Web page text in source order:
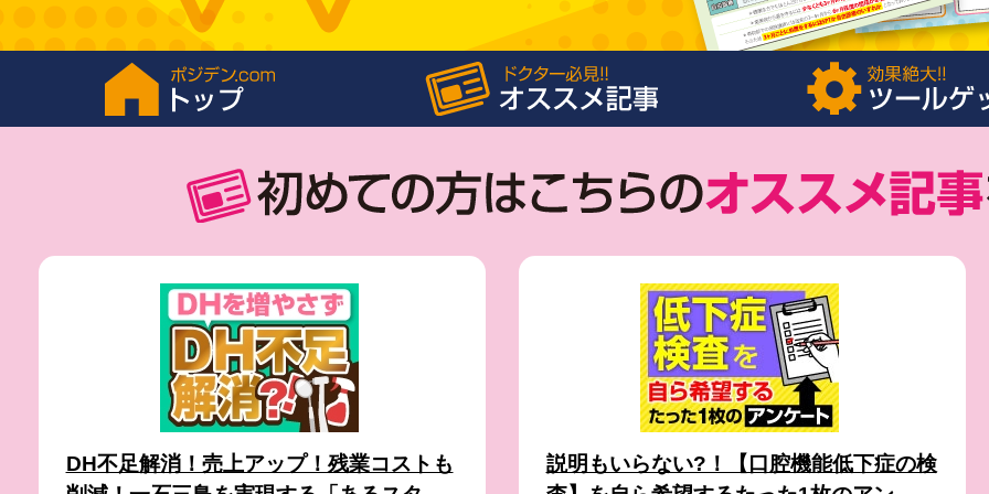
DH不足解消！売上アップ！残業コストも
説明もいらない?！【口腔機能低下症の検